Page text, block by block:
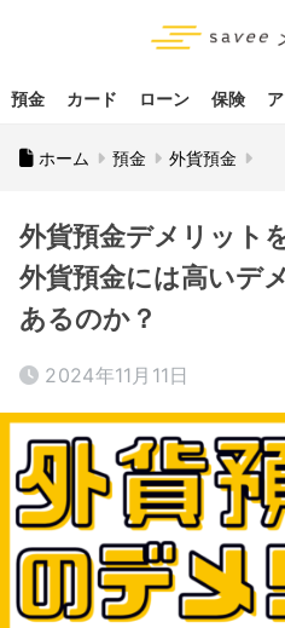
預金 カード ローン 保険
ホーム 預金 外貨預金
外貨預金デメリット
外貨預金には高いデ
あるのか？
2024年11月11日